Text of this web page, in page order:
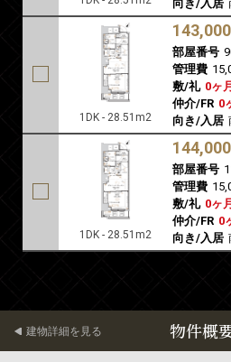
向き/入居
1DK - 28.51m2
部屋番号
管理費
敷/礼 0ヶ月
仲介/FR 0
向き/入居
1DK - 28.51m2
部屋番号
管理費
敷/礼 0ヶ月
仲介/FR 0
向き/入居
物件概
建物詳細を見る